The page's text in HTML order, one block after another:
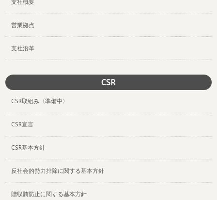
支社概要
営業拠点
支社沿革
CSR
CSR取組み〈準備中〉
CSR宣言
CSR基本方針
反社会的勢力排除に関する基本方針
贈収賄防止に関する基本方針